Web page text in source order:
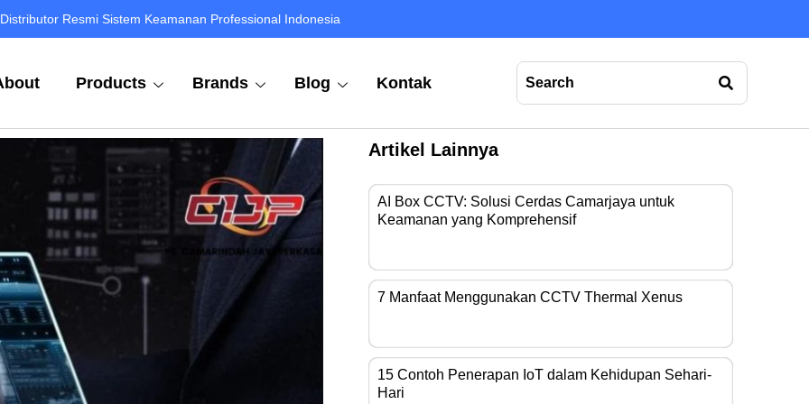
Distributor Resmi Sistem Keamanan Professional Indonesia
Products Brands Blog Kontak
Artikel Lainnya
AI Box CCTV: Solusi Cerdas Camarjaya untuk
Keamanan yang Komprehensif
7 Manfaat Menggunakan CCTV Thermal Xenus
15 Contoh Penerapan IoT dalam Kehidupan Sehari-
Hari